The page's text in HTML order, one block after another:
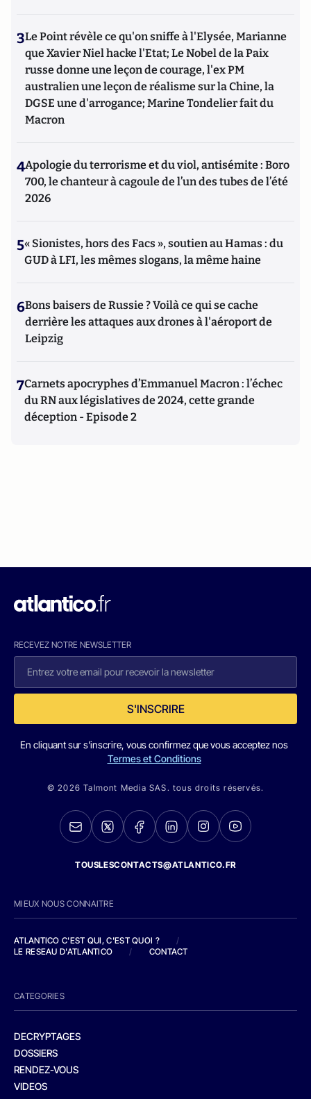
3Le Point révèle ce qu'on sniffe à l'Elysée, Marianne
que Xavier Niel hacke l'Etat; Le Nobel de la Paix
russe donne une leçon de courage, l'ex PM
australien une leçon de réalisme sur la Chine, la
DGSE une d'arrogance; Marine Tondelier fait du
Macron
4Apologie du terrorisme et du viol, antisémite : Boro
700, le chanteur à cagoule de l’un des tubes de l’été
2026
5« Sionistes, hors des Facs », soutien au Hamas : du
GUD à LFI, les mêmes slogans, la même haine
6Bons baisers de Russie ? Voilà ce qui se cache
derrière les attaques aux drones à l'aéroport de
Leipzig
7Carnets apocryphes d’Emmanuel Macron : l’échec
du RN aux législatives de 2024, cette grande
déception - Episode 2
RECEVEZ NOTRE NEWSLETTER
S'INSCRIRE
En cliquant sur s'inscrire, vous confirmez que vous acceptez nos
Termes et Conditions
© 2026 Talmont Media SAS. tous droits réservés.
TOUSLESCONTACTS@ATLANTICO.FR
MIEUX NOUS CONNAITRE
ATLANTICO C'EST QUI, C'EST QUOI ?
/
LE RESEAU D'ATLANTICO
/ CONTACT
CATEGORIES
DECRYPTAGES
DOSSIERS
RENDEZ-VOUS
VIDEOS